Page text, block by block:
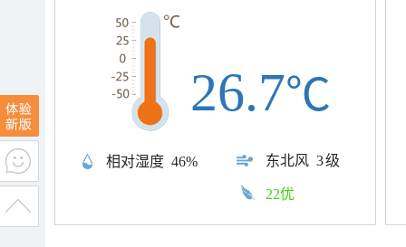
相对湿度 46% 东北风 3级
26.7℃
22优